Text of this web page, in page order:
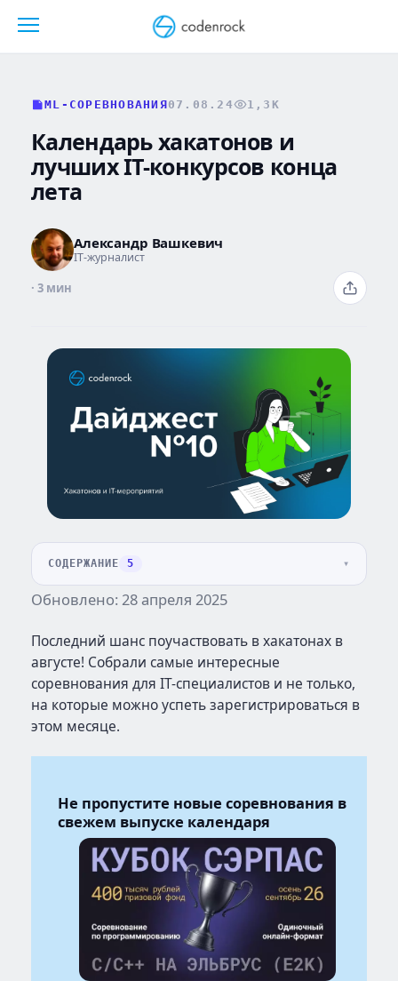
ML-СОРЕВНОВАНИЯ07.08.24 1,3K
Календарь хакатонов и
лучших IT-конкурсов конца
лета
Александр Вашкевич
IT-журналист
· 3 мин
СОДЕРЖАНИЕ 5
Обновлено: 28 апреля 2025
Последний шанс поучаствовать в хакатонах в
августе! Собрали самые интересные
соревнования для IT-специалистов и не только,
на которые можно успеть зарегистрироваться в
этом месяце.
Не пропустите новые соревнования в
свежем выпуске календаря